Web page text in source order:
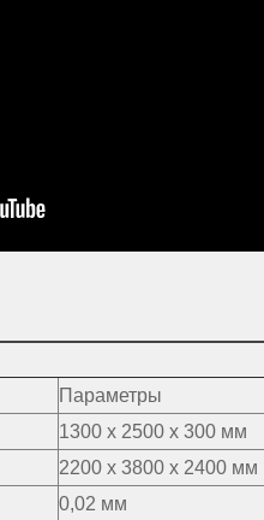
Параметры
1300 х 2500 х 300 мм
2200 х 3800 х 2400 мм
0,02 мм